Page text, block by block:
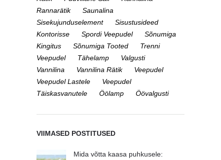
Rannarätik
Saunalina
Sisekujunduselement
Sisustusideed
Kontorisse
Spordi Veepudel
Sõnumiga
Kingitus
Sõnumiga Tooted
Trenni
Veepudel
Tähelamp
Valgusti
Vannilina
Vannilina Rätik
Veepudel
Veepudel Lastele
Veepudel
Täiskasvanutele
Öölamp Öövalgusti
VIIMASED POSTITUSED
Mida võtta kaasa puhkusele: